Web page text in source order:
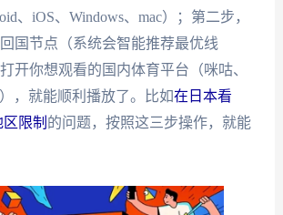
、iOS、Windows、mac）；第二步，
国节点（系统会智能推荐最优线
开你想观看的国内体育平台（咪咕、
，就能顺利播放了。比如在日本看
限制 的问题，按照这三步操作，就能